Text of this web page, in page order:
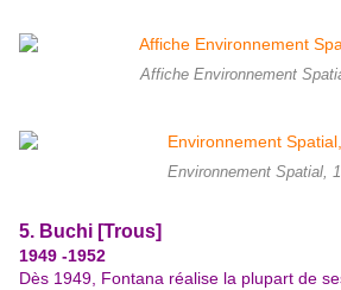
Affiche Environnement
Environnement Spatial,
5. Buchi [Trous]
1949 -1952
Dès 1949, Fontana réalise la plupart de